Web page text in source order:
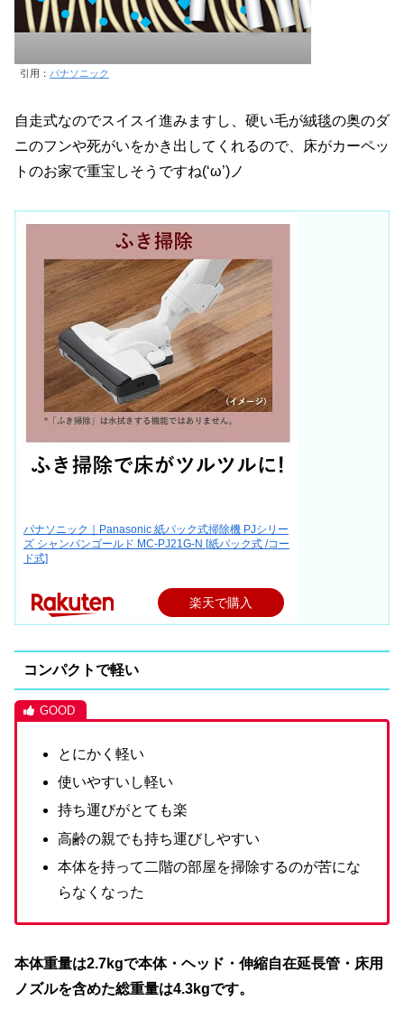
引用： パナソニック
自走式なのでスイスイ進みますし、硬い毛が絨毯の奥のダ
ニのフンや死がいをかき出してくれるので、床がカーペッ
トのお家で重宝しそうですね(‘ω’)ノ
パナソニック｜Panasonic 紙パック式掃除機 PJシリー
ズ シャンパンゴールド MC-PJ21G-N [紙パック式 /コー
ド式]
楽天で購入
コンパクトで軽い
とにかく軽い
使いやすいし軽い
持ち運びがとても楽
高齢の親でも持ち運びしやすい
本体を持って二階の部屋を掃除するのが苦にな
らなくなった
本体重量は2.7kgで本体・ヘッド・伸縮自在延長管・床用
ノズルを含めた総重量は4.3kgです。